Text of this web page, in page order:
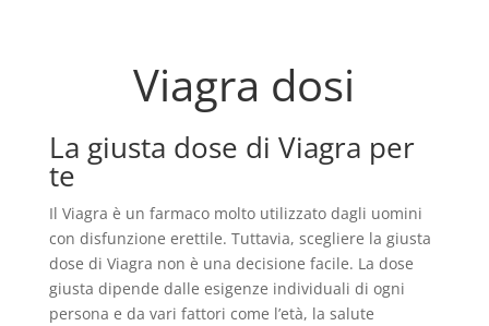
Viagra dosi
La giusta dose di Viagra per
te
Il Viagra è un farmaco molto utilizzato dagli uomini
con disfunzione erettile. Tuttavia, scegliere la giusta
dose di Viagra non è una decisione facile. La dose
giusta dipende dalle esigenze individuali di ogni
persona e da vari fattori come l’età, la salute